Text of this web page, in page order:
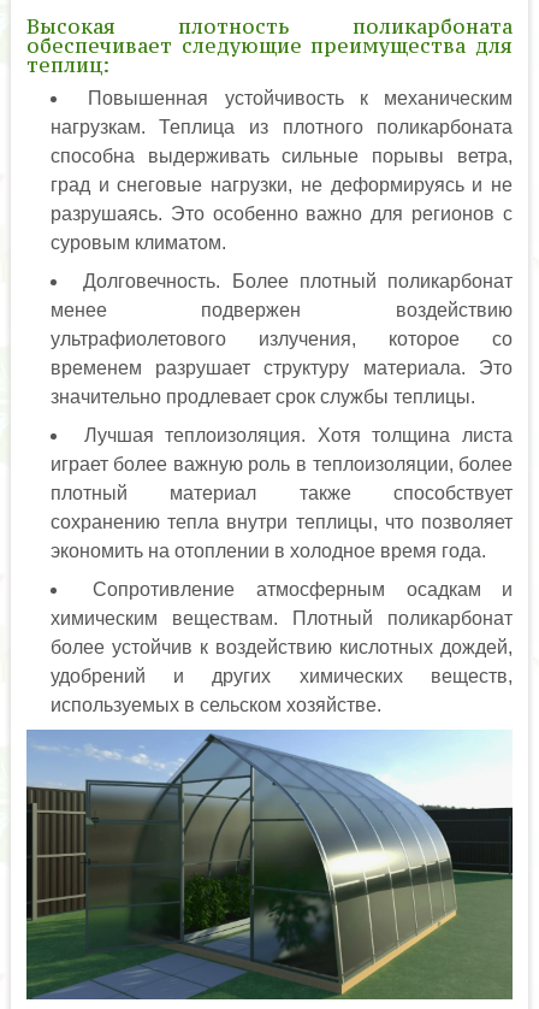
Высокая плотность поликарбоната
обеспечивает следующие преимущества для
теплиц:
Повышенная устойчивость к механическим
нагрузкам. Теплица из плотного поликарбоната
способна выдерживать сильные порывы ветра,
град и снеговые нагрузки, не деформируясь и не
разрушаясь. Это особенно важно для регионов с
суровым климатом.
Долговечность. Более плотный поликарбонат
менее подвержен воздействию
ультрафиолетового излучения, которое со
временем разрушает структуру материала. Это
значительно продлевает срок службы теплицы.
Лучшая теплоизоляция. Хотя толщина листа
играет более важную роль в теплоизоляции, более
плотный материал также способствует
сохранению тепла внутри теплицы, что позволяет
экономить на отоплении в холодное время года.
Сопротивление атмосферным осадкам и
химическим веществам. Плотный поликарбонат
более устойчив к воздействию кислотных дождей,
удобрений и других химических веществ,
используемых в сельском хозяйстве.